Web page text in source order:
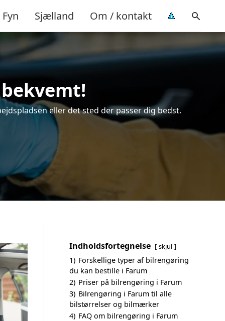
Fyn Sjælland Om / kontakt
eller det sted der passer dig bedst.
Indholdsfortegnelse skjul
1) Forskellige typer af bilrengøring
du kan bestille i Farum
2) Priser på bilrengøring i Farum
3) Bilrengøring i Farum til alle
bilstørrelser og bilmærker
4) FAQ om bilrengøring i Farum